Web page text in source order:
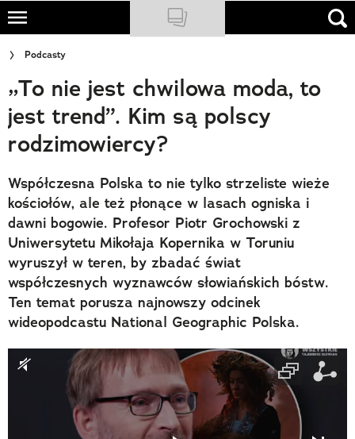
Skip
main
content
NATIONAL GEOGRAPHIC
TRAVELER
PODCASTY
Newsletter
Cuda Polski
Wielki Konkurs Fotograficzny
Trendbook Podróżniczy
Polecane
Podcasty
„To nie jest chwilowa moda, to
jest trend”. Kim są polscy
rodzimowiercy?
Współczesna Polska to nie tylko strzeliste wieże
kościołów, ale też płonące w lasach ogniska i
dawni bogowie. Profesor Piotr Grochowski z
Uniwersytetu Mikołaja Kopernika w Toruniu
wyruszył w teren, by zbadać świat
współczesnych wyznawców słowiańskich bóstw.
Ten temat porusza najnowszy odcinek
wideopodcastu National Geographic Polska.